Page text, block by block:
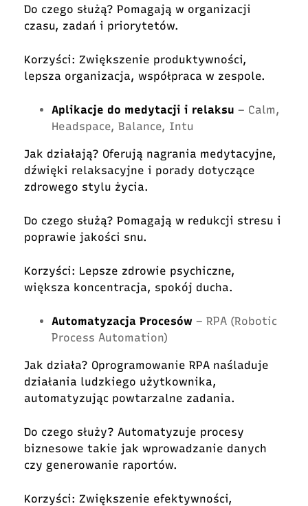
Do czego służą? Pomagają w organizacji
czasu, zadań i priorytetów.
Korzyści: Zwiększenie produktywności,
lepsza organizacja, współpraca w zespole.
Aplikacje do medytacji i relaksu – Calm,
Headspace, Balance, Intu
Jak działają? Oferują nagrania medytacyjne,
dźwięki relaksacyjne i porady dotyczące
zdrowego stylu życia.
Do czego służą? Pomagają w redukcji stresu i
poprawie jakości snu.
Korzyści: Lepsze zdrowie psychiczne,
większa koncentracja, spokój ducha.
Automatyzacja Procesów – RPA (Robotic
Process Automation)
Jak działa? Oprogramowanie RPA naśladuje
działania ludzkiego użytkownika,
automatyzując powtarzalne zadania.
Do czego służy? Automatyzuje procesy
biznesowe takie jak wprowadzanie danych
czy generowanie raportów.
Korzyści: Zwiększenie efektywności,